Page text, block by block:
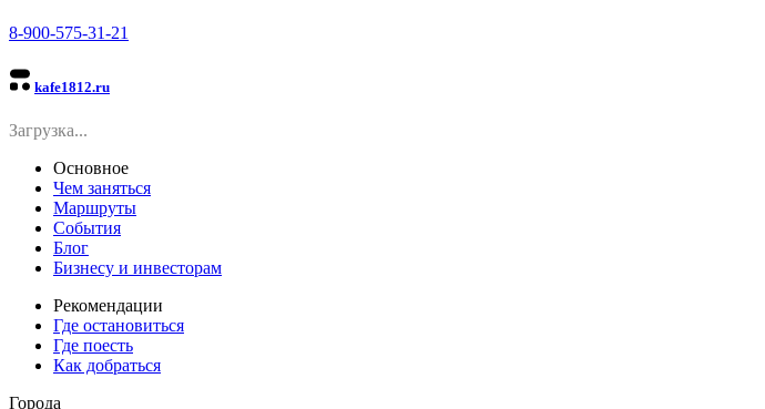
8-900-575-31-21
kafe1812.ru
Загрузка...
Основное
Чем заняться
Маршруты
События
Блог
Бизнесу и инвесторам
Рекомендации
Где остановиться
Где поесть
Как добраться
Города